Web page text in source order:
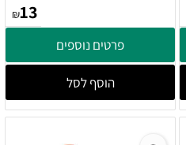
₪13
פרטים נוספים
הוסף לסל